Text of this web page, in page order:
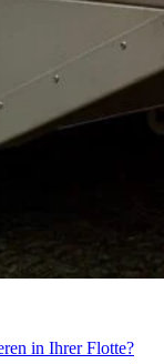
in Ihrer Flotte?